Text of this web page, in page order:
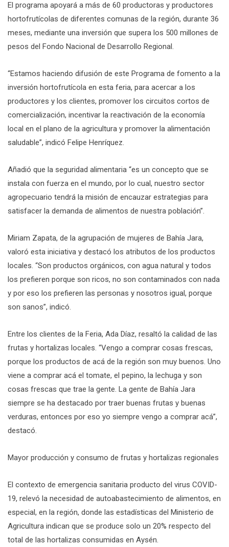
El programa apoyará a más de 60 productoras y productores
hortofrutícolas de diferentes comunas de la región, durante 36
meses, mediante una inversión que supera los 500 millones de
pesos del Fondo Nacional de Desarrollo Regional.
“Estamos haciendo difusión de este Programa de fomento a la
inversión hortofrutícola en esta feria, para acercar a los
productores y los clientes, promover los circuitos cortos de
comercialización, incentivar la reactivación de la economía
local en el plano de la agricultura y promover la alimentación
saludable”, indicó Felipe Henríquez.
Añadió que la seguridad alimentaria “es un concepto que se
instala con fuerza en el mundo, por lo cual, nuestro sector
agropecuario tendrá la misión de encauzar estrategias para
satisfacer la demanda de alimentos de nuestra población”.
Miriam Zapata, de la agrupación de mujeres de Bahía Jara,
valoró esta iniciativa y destacó los atributos de los productos
locales. “Son productos orgánicos, con agua natural y todos
los prefieren porque son ricos, no son contaminados con nada
y por eso los prefieren las personas y nosotros igual, porque
son sanos”, indicó.
Entre los clientes de la Feria, Ada Díaz, resaltó la calidad de las
frutas y hortalizas locales. “Vengo a comprar cosas frescas,
porque los productos de acá de la región son muy buenos. Uno
viene a comprar acá el tomate, el pepino, la lechuga y son
cosas frescas que trae la gente. La gente de Bahía Jara
siempre se ha destacado por traer buenas frutas y buenas
verduras, entonces por eso yo siempre vengo a comprar acá”,
destacó.
Mayor producción y consumo de frutas y hortalizas regionales
El contexto de emergencia sanitaria producto del virus COVID-
19, relevó la necesidad de autoabastecimiento de alimentos, en
especial, en la región, donde las estadísticas del Ministerio de
Agricultura indican que se produce solo un 20% respecto del
total de las hortalizas consumidas en Aysén.